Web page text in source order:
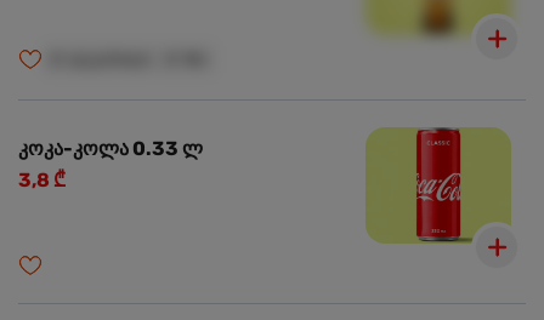
კოკა-კოლა 0.33 ლ
3,8 ₾